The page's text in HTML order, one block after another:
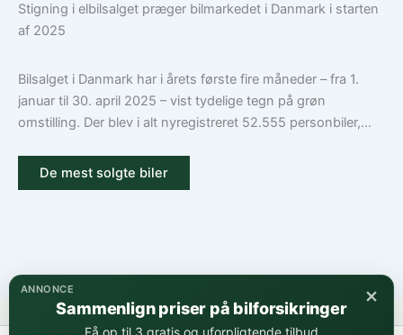
Stigning i elbilsalget præger bilmarkedet i Danmark i starten
af 2025
Bilsalget i Danmark har i årets første fire måneder – fra 1.
januar til 30. april 2025 – vist tydelige tegn på grøn
omstilling. Der blev i alt nyregistreret 52.555 personbiler,...
De mest solgte biler
×
ANNONCE
Sammenlign priser på bilforsikringer
Få op til 3 gratis og uforpligtende tilbud